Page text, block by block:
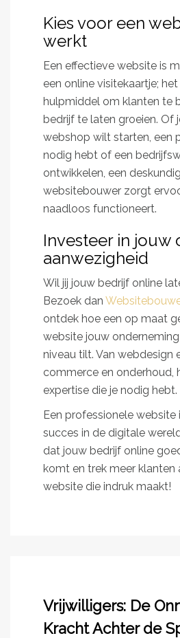
Kies voor een
werkt
Een effectieve website is
een online visitekaartje;
hulpmiddel om klanten te
bedrijf te laten groeien. Of
webshop wilt starten, een
nodig hebt of een
ontwikkelen, een
websitebouwer zorgt
naadloos functioneert.
Investeer in jouw
aanwezigheid
Wil jij jouw bedrijf online
Bezoek dan
ontdek hoe een op maat
website jouw
niveau tilt. Van webdesign
commerce en onderhoud,
expertise die je nodig hebt.
Een professionele
succes in de digitale
dat jouw bedrijf online
komt en trek meer klanten
website die indruk maakt!
Vrijwilligers: De
Kracht Achter de